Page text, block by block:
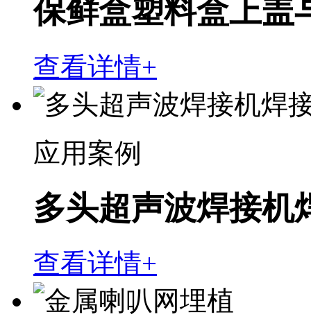
保鲜盒塑料盒上盖
查看详情+
应用案例
多头超声波焊接机
查看详情+